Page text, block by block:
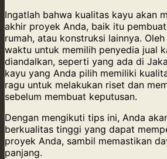
Ingatlah bahwa kualitas kayu akan
akhir proyek Anda, baik itu
rumah, atau konstruksi lainnya.
waktu untuk memilih penyedia jual
diandalkan, seperti yang ada di
kayu yang Anda pilih memiliki
ragu untuk melakukan riset dan
sebelum membuat keputusan.
Dengan mengikuti tips ini, Anda
berkualitas tinggi yang dapat
proyek Anda, sambil memastikan
panjang.